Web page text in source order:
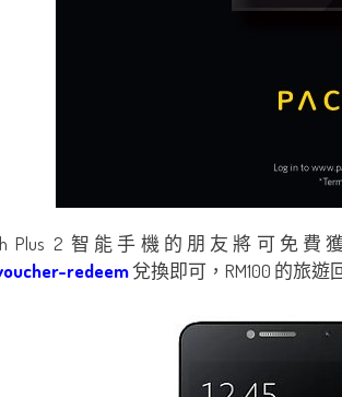
2 智能手機的朋友將可免費
redeem兌換即可，RM100 的旅